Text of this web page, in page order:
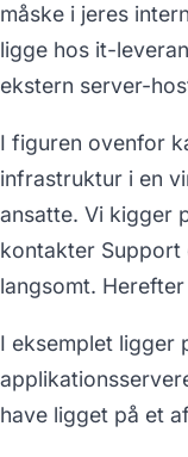
måske i jeres
ligge hos it-
ekstern server-
I figuren ovenfor
infrastruktur i en
ansatte. Vi kigger
kontakter
langsomt.
I eksemplet ligger
have ligget på et